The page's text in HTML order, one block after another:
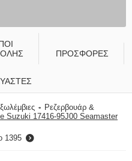
ΠΡΟΣΦΟΡΕΣ
Ρεζερβουάρ &
Suzuki 17416-95J00 Seamaster
1395